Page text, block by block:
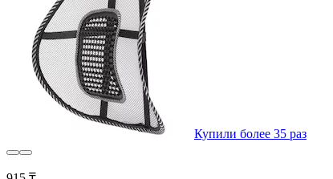
Купили более 35 раз